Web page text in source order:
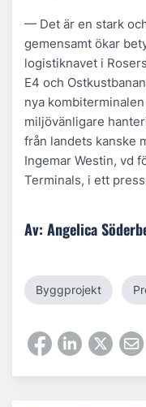
— Det är en stark
gemensamt ökar
logistiknavet i
E4 och
nya
miljövänligare
från landets kanske
Ingemar Westin, vd
Terminals, i ett
Av: Angelica
Byggprojekt